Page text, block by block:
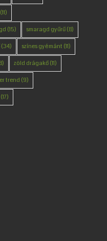
(11)
(15) smaragd gyűrű(8)
(34) színes gyémánt (11)
zöld drágakő(11)
trend (9)